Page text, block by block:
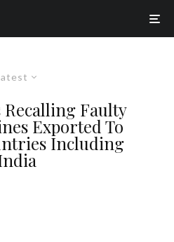
Faulty
Exported To
Including